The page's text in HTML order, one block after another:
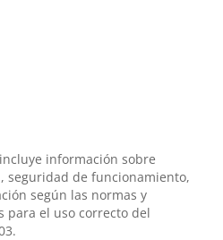
información sobre
seguridad de funcionamiento,
según las normas y
para el uso correcto del